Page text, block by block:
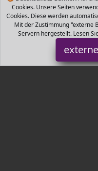
Cookies. Unsere Seiten
Cookies. Diese werden
Mit der Zustimmung "externe
Servern hergestellt. Lesen